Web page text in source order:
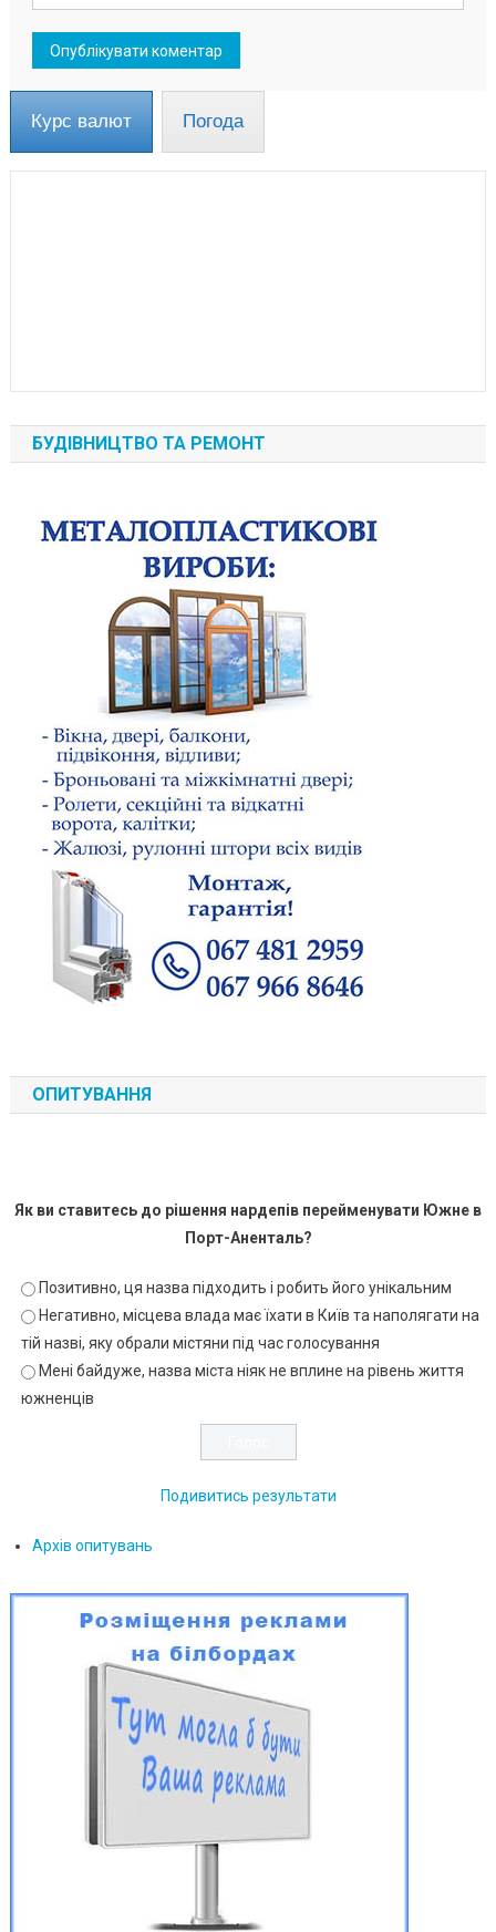
Курс валют Погода
БУДІВНИЦТВО ТА РЕМОНТ
ОПИТУВАННЯ
Як ви ставитесь до рішення нардепів перейменувати Южне в
Порт-Аненталь?
Позитивно, ця назва підходить і робить його унікальним
Негативно, місцева влада має їхати в Київ та наполягати на
тій назві, яку обрали містяни під час голосування
Мені байдуже, назва міста ніяк не вплине на рівень життя
южненців
Подивитись результати
Архів опитувань